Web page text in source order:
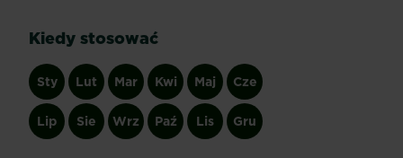
Kiedy stosować
Sty Lut Mar Kwi Maj Cze
Lip Sie Wrz Paź Lis Gru